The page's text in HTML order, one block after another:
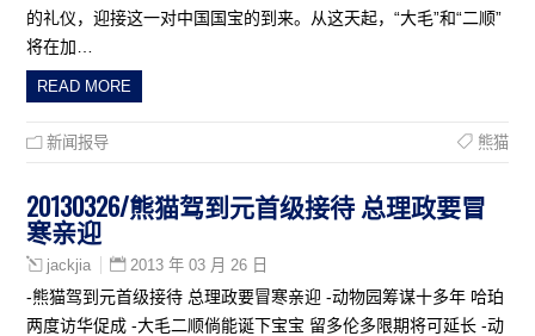
的礼仪，迎接这一对中国国宝的到来。从这天起，“大毛”和“二顺”
将在加…
READ MORE
新闻报导 熊猫
20130326/熊猫驾到元首级接待 总理政要冒
寒亲迎
jackjia 2013 年 03 月 26 日
-熊猫驾到元首级接待 总理政要冒寒亲迎 -动物园筹谋十多年 哈珀
两度访华促成 -大毛二顺倘能诞下宝宝 留多伦多限期将可延长 -动